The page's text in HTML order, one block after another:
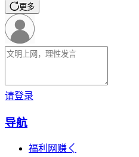
更多
请登录
导航
福利网赚